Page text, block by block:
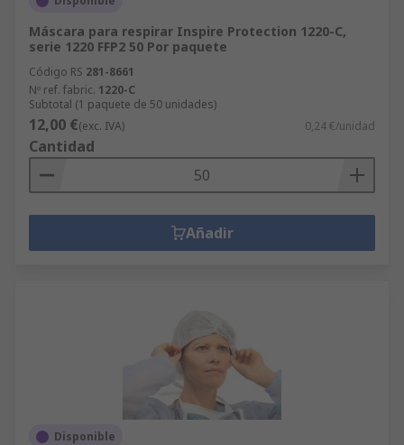
Máscara para respirar Inspire Protection 1220-C,
serie 1220 FFP2 50 Por paquete
Código RS 281-8661
Nº ref. fabric. 1220-C
Subtotal (1 paquete de 50 unidades)
12,00 €(exc. IVA) 0,24 €/unidad
Cantidad
Añadir
Disponible